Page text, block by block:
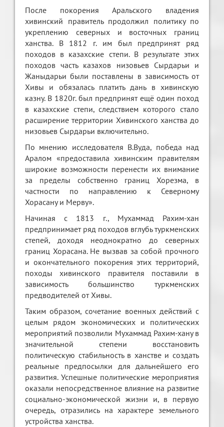
После покорения Аральского владения
хивинский правитель продолжил политику по
укреплению северных и восточных границ
ханства. В 1812 г. им был предпринят ряд
походов в казахские степи. В результате этих
походов часть казахов низовьев Сырдарьи и
Жаныдарьи были поставлены в зависимость от
Хивы и обязалась платить дань в хивинскую
казну. В 1820г. был предпринят ещё один поход
в казахские степи, следствием которого стало
расширение территории Хивинского ханства до
низовьев Сырдарьи включительно.
По мнению исследователя В.Вуда, победа над
Аралом «предоставила хивинским правителям
широкие возможности перенести их внимание
за пределы собственно границ Хорезма, в
частности по направлению к Северному
Хорасану и Мерву».
Начиная с 1813 г., Мухаммад Рахим-хан
предпринимает ряд походов вглубь туркменских
степей, доходя неоднократно до северных
границ Хорасана. Не вызвав за собой прочного
и окончательного покорения этих территорий,
походы хивинского правителя поставили в
зависимость большинство туркменских
предводителей от Хивы.
Таким образом, сочетание военных действий с
целым рядом экономических и политических
мероприятий позволили Мухаммад Рахим-хану в
значительной степени восстановить
политическую стабильность в ханстве и создать
реальные предпосылки для дальнейшего его
развития. Успешные политические мероприятия
оказали непосредственное влияние на развитие
социально-экономической жизни и, в первую
очередь, отразились на характере земельного
устройства ханства.